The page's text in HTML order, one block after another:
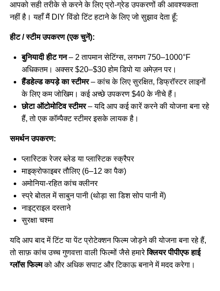
आपको सही तरीके से करने के लिए प्रो-ग्रेड उपकरणों की आवश्यकता
नहीं है। यहाँ मैं DIY विंडो टिंट हटाने के लिए जो सुझाव देता हूँ:
हीट / स्टीम उपकरण (एक चुनें):
बुनियादी हीट गन– 2 तापमान सेटिंग्स, लगभग 750–1000°F
अधिकतम। अक्सर $20–$30 होम डिपो या अमेज़न पर।
हैंडहेल्ड कपड़े का स्टीमर– कांच के लिए सुरक्षित, डिफ्रॉस्टर लाइनों
के लिए कम जोखिम। कई अच्छे उपकरण $40 के नीचे हैं।
छोटा ऑटोमोटिव स्टीमर– यदि आप कई कारें करने की योजना बना रहे
हैं, तो एक कॉम्पैक्ट स्टीमर इसके लायक है।
समर्थन उपकरण:
प्लास्टिक रेजर ब्लेड या प्लास्टिक स्क्रैपर
माइक्रोफाइबर तौलिए (6–12 का पैक)
अमोनिया-रहित कांच क्लीनर
स्प्रे बोतल में साबुन पानी (थोड़ा सा डिश सोप पानी में)
नाइट्राइल दस्ताने
सुरक्षा चश्मा
यदि आप बाद में टिंट या पेंट प्रोटेक्शन फिल्म जोड़ने की योजना बना रहे हैं,
तो साफ़ कांच उच्च गुणवत्ता वाली फिल्मों जैसे हमारेक्लियर पीपीएफ हाई
ग्लॉस फिल्मको और अधिक सपाट और टिकाऊ बनाने में मदद करेगा।